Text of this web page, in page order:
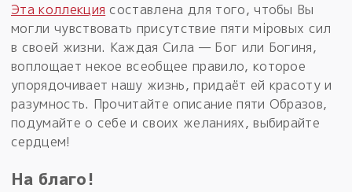
Эта коллекция составлена для того, чтобы Вы
могли чувствовать присутствие пяти мiровых сил
в своей жизни. Каждая Сила — Бог или Богиня,
воплощает некое всеобщее правило, которое
упорядочивает нашу жизнь, придаёт ей красоту и
разумность. Прочитайте описание пяти Образов,
подумайте о себе и своих желаниях, выбирайте
сердцем!
На благо!